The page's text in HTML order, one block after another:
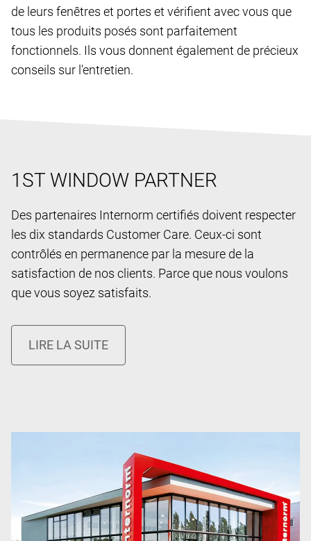
de leurs fenêtres et portes et vérifient avec vous que
tous les produits posés sont parfaitement
fonctionnels. Ils vous donnent également de précieux
conseils sur l'entretien.
1ST WINDOW PARTNER
Des partenaires Internorm certifiés doivent respecter
les dix standards Customer Care. Ceux-ci sont
contrôlés en permanence par la mesure de la
satisfaction de nos clients. Parce que nous voulons
que vous soyez satisfaits.